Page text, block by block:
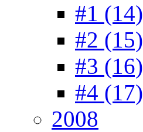
#1 (14)
#2 (15)
#3 (16)
#4 (17)
2008